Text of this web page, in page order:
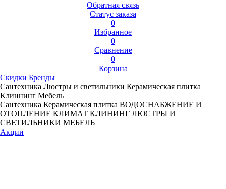
Обратная связь
Статус заказа
0
Избранное
0
Сравнение
0
Корзина
Скидки Бренды
Сантехника Люстры и светильники Керамическая плитка
Клиннинг Мебель
Сантехника Керамическая плитка ВОДОСНАБЖЕНИЕ И
ОТОПЛЕНИЕ КЛИМАТ КЛИНИНГ ЛЮСТРЫ И
СВЕТИЛЬНИКИ МЕБЕЛЬ
Акции